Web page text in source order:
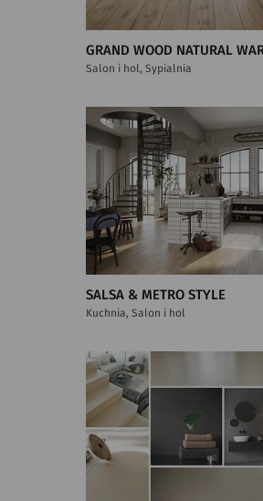
GRAND WOOD NATURAL
Salon i hol, Sypialnia
SALSA & METRO STYLE
Kuchnia, Salon i hol